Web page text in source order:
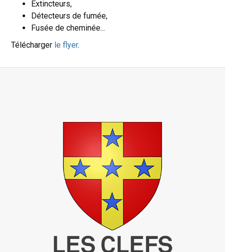
Extincteurs,
Détecteurs de fumée,
Fusée de cheminée...
Télécharger le flyer.